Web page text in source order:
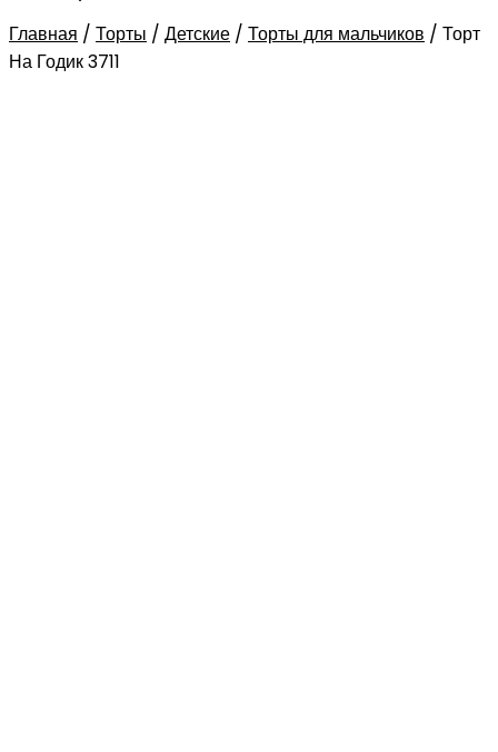
Главная / Торты / Детские / Торты для мальчиков / Торт
На Годик 3711